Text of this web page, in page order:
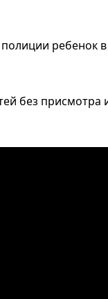
ребенок
без присмотра